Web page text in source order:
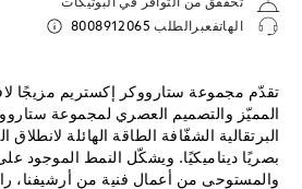
تحققق من التوافر في البوتيكات
الهاتفعبرالطلب 8008912065
تقدّم مجموعة ستارووكر إكستريم مزيجًا
المميّز والتصميم العصري لمجموعة
البرتقالية الشفّافة الطاقة الهائلة
بصريًا ديناميكيًا. ويشكّل النمط الموجود على
والمستوحى من أعمال فنية من أرشيفنا،